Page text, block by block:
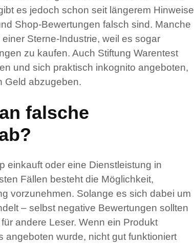
es jedoch schon seit längerem Hinweise
Shop-Bewertungen falsch sind. Manche
Sterne-Industrie, weil es sogar
zu kaufen. Auch Stiftung Warentest
und sich praktisch inkognito angeboten,
Geld abzugeben.
falsche
einkauft oder eine Dienstleistung in
Fällen besteht die Möglichkeit,
vorzunehmen. Solange es sich dabei um
– selbst negative Bewertungen sollten
andere Leser. Wenn ein Produkt
angeboten wurde, nicht gut funktioniert